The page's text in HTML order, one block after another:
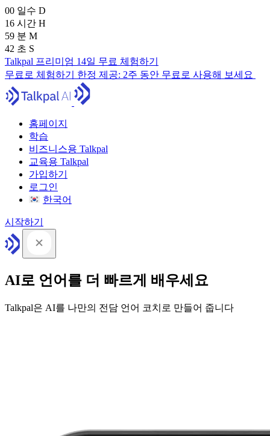
00 일수 D
16 시간 H
59 분 M
41 초 S
Talkpal 프리미엄 14일 무료 체험하기
무료로 체험하기 한정 제공: 2주 동안 무료로 사용해 보세요
홈페이지
학습
비즈니스용 Talkpal
교육용 Talkpal
가입하기
로그인
한국어
시작하기
AI로 언어를 더 빠르게 배우세요
Talkpal은 AI를 나만의 전담 언어 코치로 만들어 줍니다